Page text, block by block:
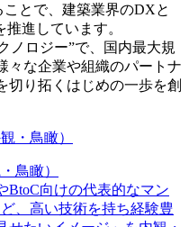
とで、建築業界のDXと
進しています。
ノロジー”で、国内最大規
々な企業や組織のパートナ
切り拓くはじめの一歩を創
鳥瞰）
BtoC向けの代表的なマン
、高い技術を持ち経験豊